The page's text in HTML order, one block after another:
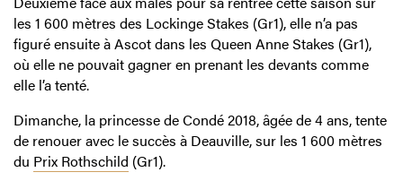
les 1 600 mètres des Lockinge Stakes (Gr1), elle n’a pas
figuré ensuite à Ascot dans les Queen Anne Stakes (Gr1),
où elle ne pouvait gagner en prenant les devants comme
elle l’a tenté.
Dimanche, la princesse de Condé 2018, âgée de 4 ans, tente
de renouer avec le succès à Deauville, sur les 1 600 mètres
du Prix Rothschild (Gr1).